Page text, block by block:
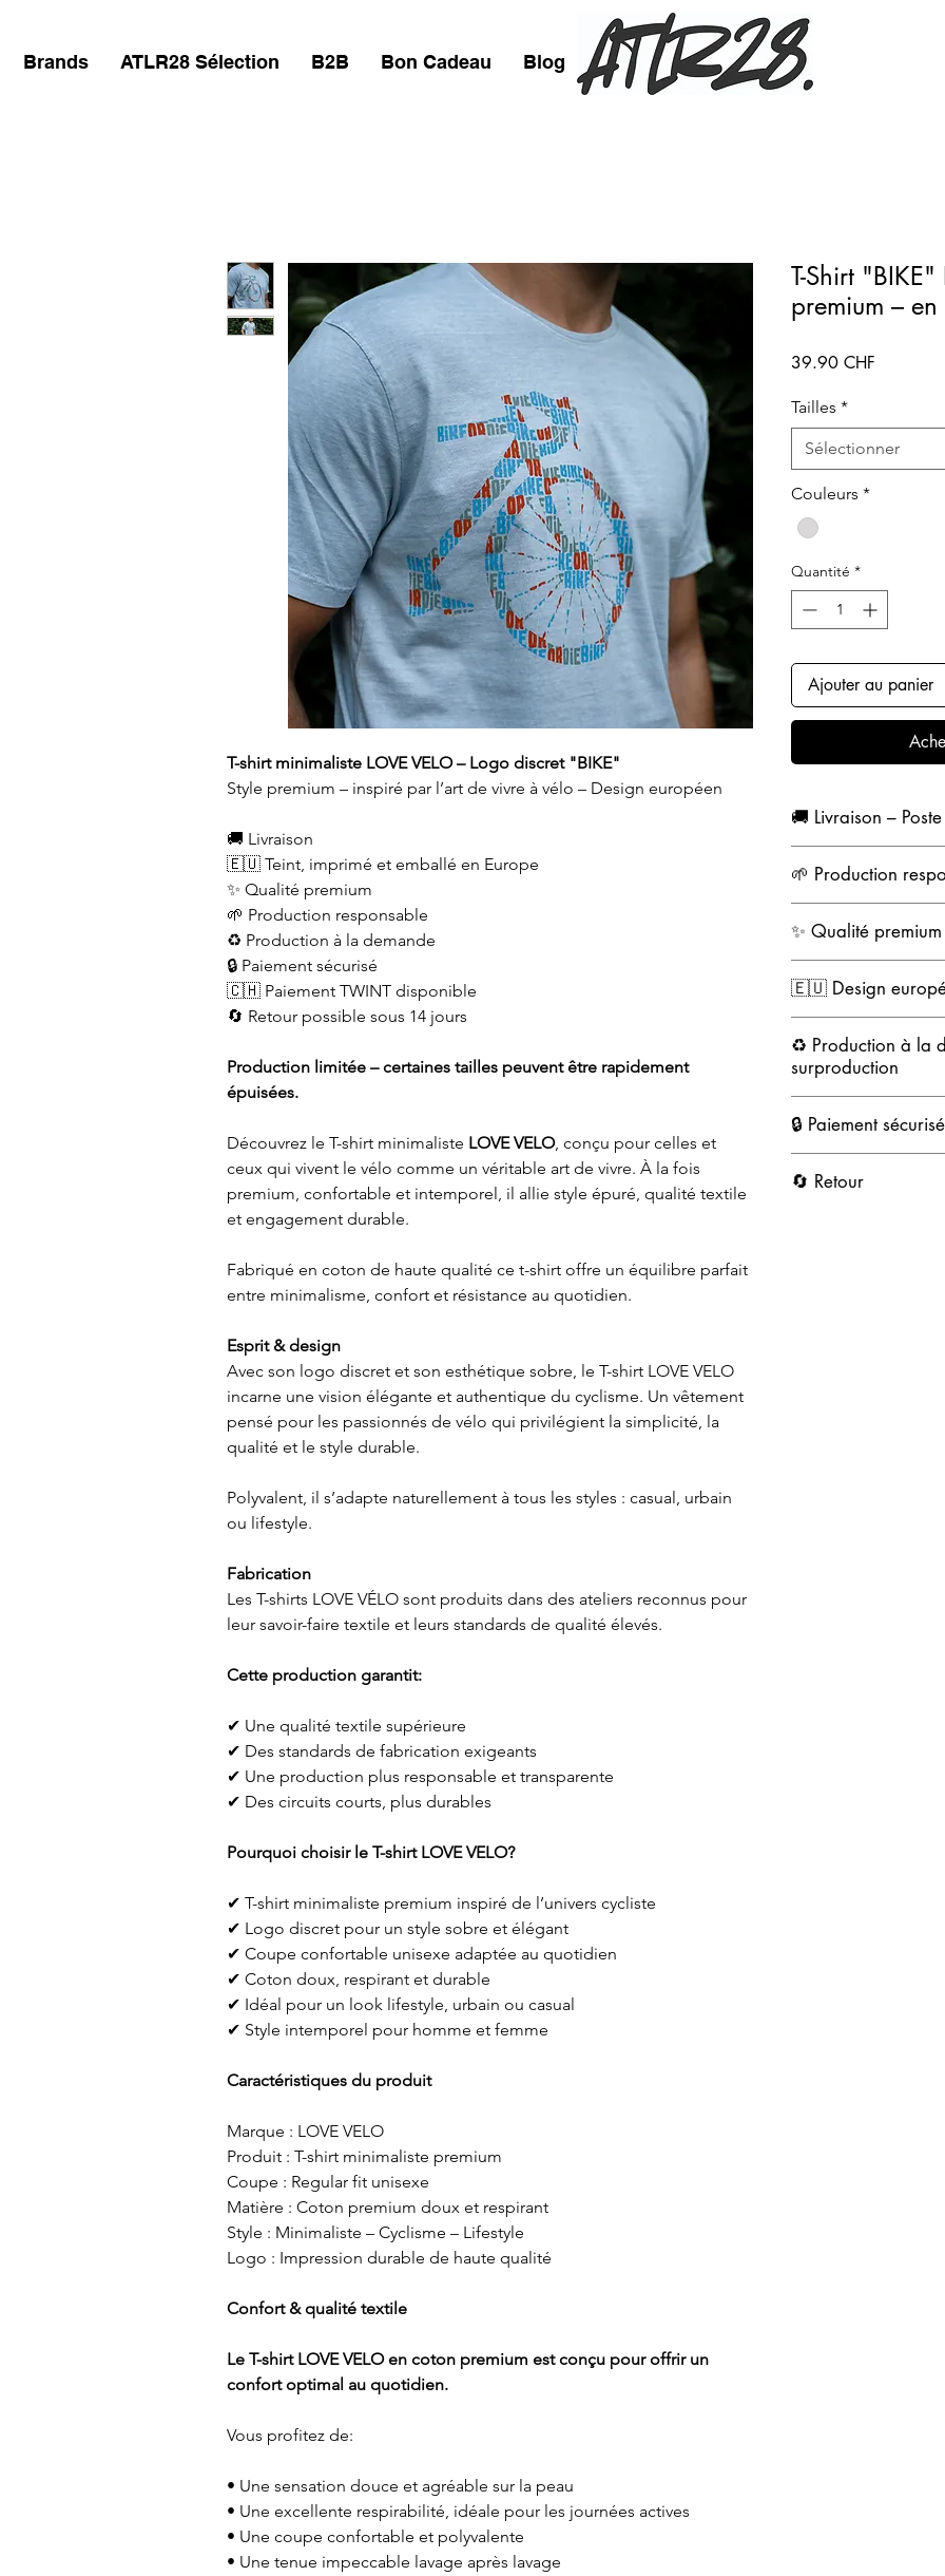
Brands ATLR28 Sélection B2B Bon Cadeau Blog Story
T-shirt minimaliste LOVE VELO – Logo discret "BIKE"
Style premium – inspiré par l’art de vivre à vélo – Design européen
🚚 Livraison
🇪🇺 Teint, imprimé et emballé en Europe
✨ Qualité premium
🌱 Production responsable
♻️ Production à la demande
🔒 Paiement sécurisé
🇨🇭 Paiement TWINT disponible
🔄 Retour possible sous 14 jours
Production limitée – certaines tailles peuvent être rapidement
épuisées.
Découvrez le T-shirt minimaliste LOVE VELO, conçu pour celles et
ceux qui vivent le vélo comme un véritable art de vivre. À la fois
premium, confortable et intemporel, il allie style épuré, qualité textile
et engagement durable.
Fabriqué en coton de haute qualité ce t-shirt offre un équilibre parfait
entre minimalisme, confort et résistance au quotidien.
Esprit & design
Avec son logo discret et son esthétique sobre, le T-shirt LOVE VELO
incarne une vision élégante et authentique du cyclisme. Un vêtement
pensé pour les passionnés de vélo qui privilégient la simplicité, la
qualité et le style durable.
Polyvalent, il s’adapte naturellement à tous les styles : casual, urbain
ou lifestyle.
Fabrication
Les T-shirts LOVE VÉLO sont produits dans des ateliers reconnus pour
leur savoir-faire textile et leurs standards de qualité élevés.
Cette production garantit:
✔ Une qualité textile supérieure
✔ Des standards de fabrication exigeants
✔ Une production plus responsable et transparente
✔ Des circuits courts, plus durables
Pourquoi choisir le T-shirt LOVE VELO?
✔ T-shirt minimaliste premium inspiré de l’univers cycliste
✔ Logo discret pour un style sobre et élégant
✔ Coupe confortable unisexe adaptée au quotidien
✔ Coton doux, respirant et durable
✔ Idéal pour un look lifestyle, urbain ou casual
✔ Style intemporel pour homme et femme
Caractéristiques du produit
Marque : LOVE VELO
Produit : T-shirt minimaliste premium
Coupe : Regular fit unisexe
Matière : Coton premium doux et respirant
Style : Minimaliste – Cyclisme – Lifestyle
Logo : Impression durable de haute qualité
Confort & qualité textile
Le T-shirt LOVE VELO en coton premium est conçu pour offrir un
confort optimal au quotidien.
Vous profitez de:
• Une sensation douce et agréable sur la peau
• Une excellente respirabilité, idéale pour les journées actives
• Une coupe confortable et polyvalente
• Une tenue impeccable lavage après lavage
T-Shirt "BIKE"
premium –
39.90 CHF
Tailles *
Sélectionner
Couleurs *
Quantité *
Ajouter au panier
🚚 Livraison
🌱 Production
Coupe confortable
respirant, idéal été
durable, conçue pour
✨ Qualité premium
Lavage en machine à
Laver sur l’envers
Pour préserver la
nous recommandons
linge peut être utilisé
Repassage à
Ne pas repasser
🇪🇺 Design
♻️ Production à la
surproduction
d’éviter la
fabrication plus
Chaque pièce est
🔒 Paiement sécurisé
PayPal, Visa,
🔄 Retour